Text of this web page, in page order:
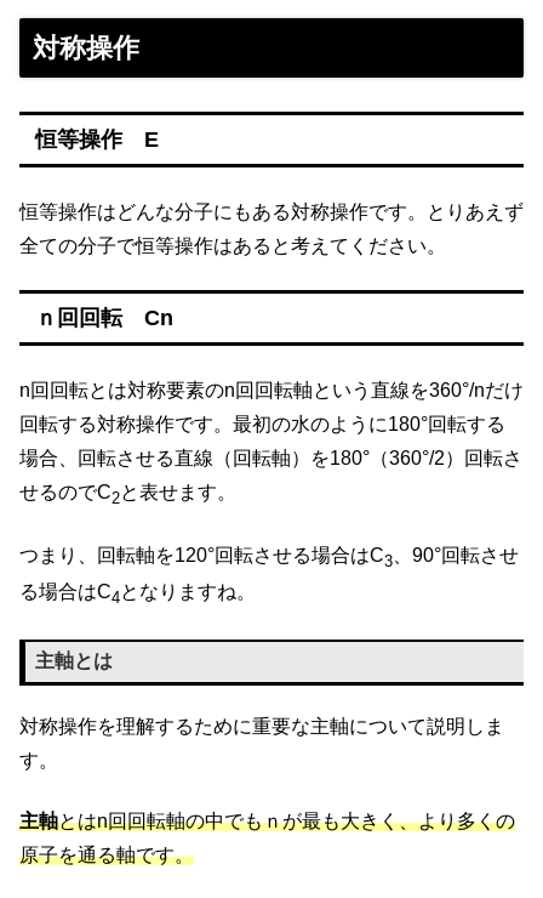
対称操作
恒等操作 E
恒等操作はどんな分子にもある対称操作です。とりあえず
全ての分子で恒等操作はあると考えてください。
ｎ回回転 Cn
n回回転とは対称要素のn回回転軸という直線を360°/nだけ
回転する対称操作です。最初の水のように180°回転する
場合、回転させる直線（回転軸）を180°（360°/2）回転さ
せるのでC2と表せます。
つまり、回転軸を120°回転させる場合はC3 、90°回転させ
る場合はC4となりますね。
主軸とは
対称操作を理解するために重要な主軸について説明しま
す。
主軸とはn回回転軸の中でもｎが最も大きく、より多くの
原子を通る軸です。